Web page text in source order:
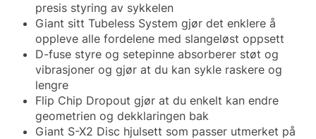
presis styring av sykkelen
Giant sitt Tubeless System gjør det enklere å
oppleve alle fordelene med slangeløst oppsett
D-fuse styre og setepinne absorberer støt og
vibrasjoner og gjør at du kan sykle raskere og
lengre
Flip Chip Dropout gjør at du enkelt kan endre
geometrien og dekklaringen bak
Giant S-X2 Disc hjulsett som passer utmerket på